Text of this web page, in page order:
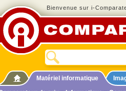
Bienvenue sur i-
Matériel informatique